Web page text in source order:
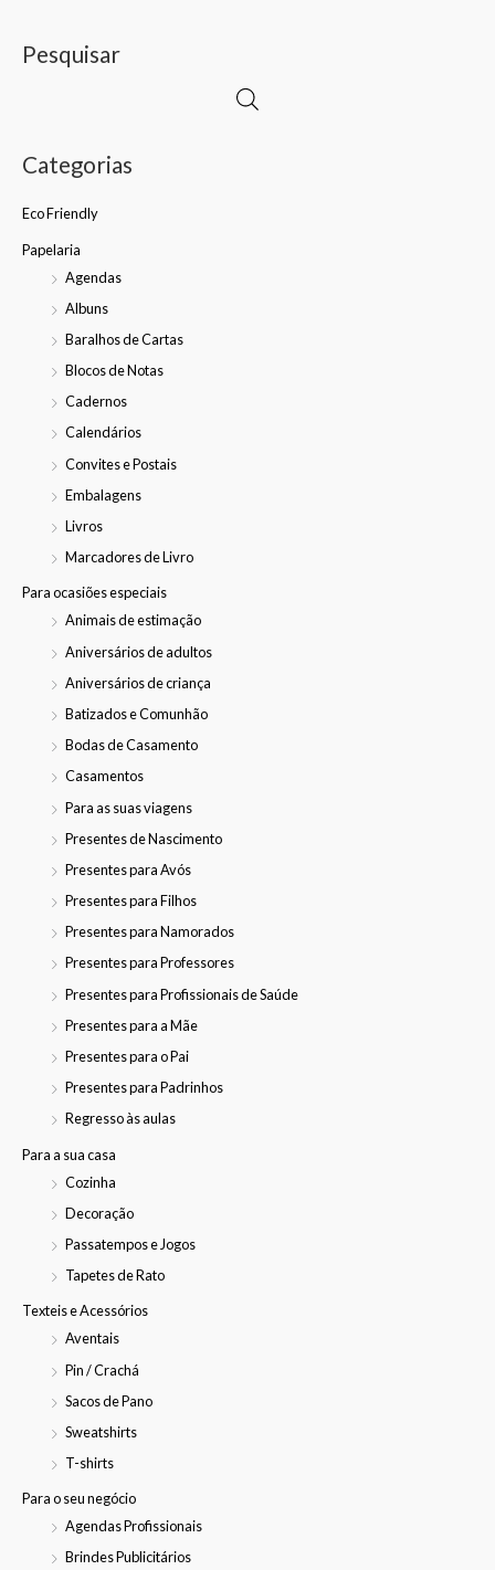
Pesquisar
Categorias
Eco Friendly
Papelaria
Agendas
Albuns
Baralhos de Cartas
Blocos de Notas
Cadernos
Calendários
Convites e Postais
Embalagens
Livros
Marcadores de Livro
Para ocasiões especiais
Animais de estimação
Aniversários de adultos
Aniversários de criança
Batizados e Comunhão
Bodas de Casamento
Casamentos
Para as suas viagens
Presentes de Nascimento
Presentes para Avós
Presentes para Filhos
Presentes para Namorados
Presentes para Professores
Presentes para Profissionais de Saúde
Presentes para a Mãe
Presentes para o Pai
Presentes para Padrinhos
Regresso às aulas
Para a sua casa
Cozinha
Decoração
Passatempos e Jogos
Tapetes de Rato
Texteis e Acessórios
Aventais
Pin / Crachá
Sacos de Pano
Sweatshirts
T-shirts
Para o seu negócio
Agendas Profissionais
Brindes Publicitários